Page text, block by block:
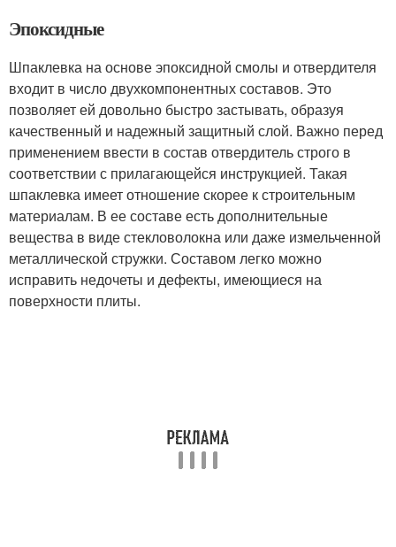
Эпоксидные
Шпаклевка на основе эпоксидной смолы и отвердителя
входит в число двухкомпонентных составов. Это
позволяет ей довольно быстро застывать, образуя
качественный и надежный защитный слой. Важно перед
применением ввести в состав отвердитель строго в
соответствии с прилагающейся инструкцией. Такая
шпаклевка имеет отношение скорее к строительным
материалам. В ее составе есть дополнительные
вещества в виде стекловолокна или даже измельченной
металлической стружки. Составом легко можно
исправить недочеты и дефекты, имеющиеся на
поверхности плиты.